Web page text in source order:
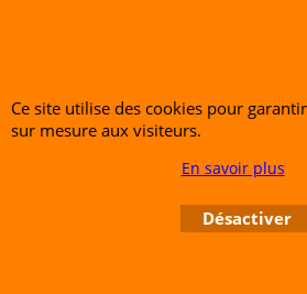
Association Paix
Ce site utilise des cookies pour
sur mesure aux visiteurs.
En savoir plus
Désactiver